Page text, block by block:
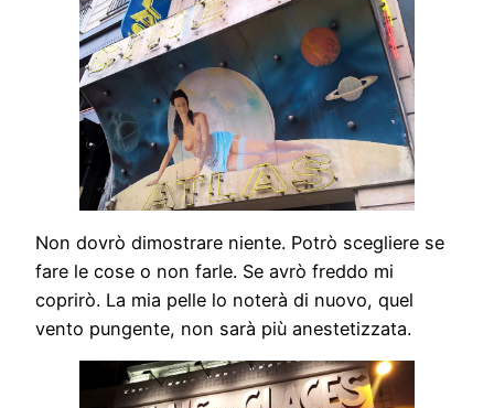
Non dovrò dimostrare niente. Potrò scegliere se
fare le cose o non farle. Se avrò freddo mi
coprirò. La mia pelle lo noterà di nuovo, quel
vento pungente, non sarà più anestetizzata.